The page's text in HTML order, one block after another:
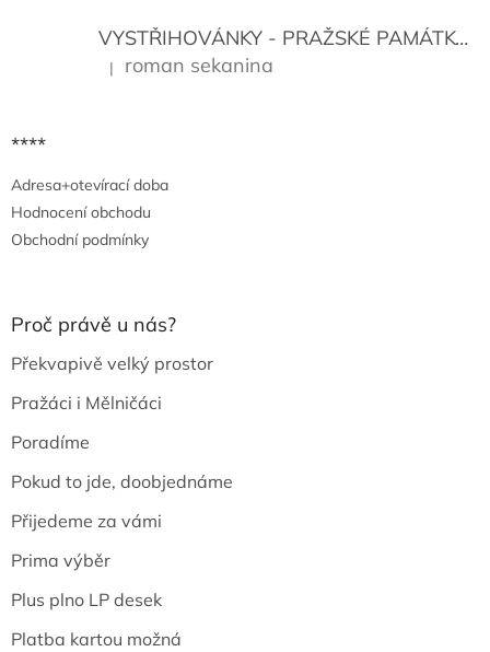
VYSTŘIHOVÁNKY - PRAŽSKÉ PAMÁTKY
Hodnocení produktu je 5 z 5 hvězdiček.
| roman sekanina
****
Adresa+otevírací doba
Hodnocení obchodu
Obchodní podmínky
Proč právě u nás?
Překvapivě velký prostor
Pražáci i Mělničáci
Poradíme
Pokud to jde, doobjednáme
Přijedeme za vámi
Prima výběr
Plus plno LP desek
Platba kartou možná